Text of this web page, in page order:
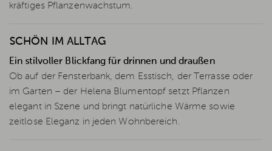
kräftiges Pflanzenwachstum.
SCHÖN IM ALLTAG
Ein stilvoller Blickfang für drinnen und draußen
Ob auf der Fensterbank, dem Esstisch, der Terrasse oder
im Garten – der Helena Blumentopf setzt Pflanzen
elegant in Szene und bringt natürliche Wärme sowie
zeitlose Eleganz in jeden Wohnbereich.